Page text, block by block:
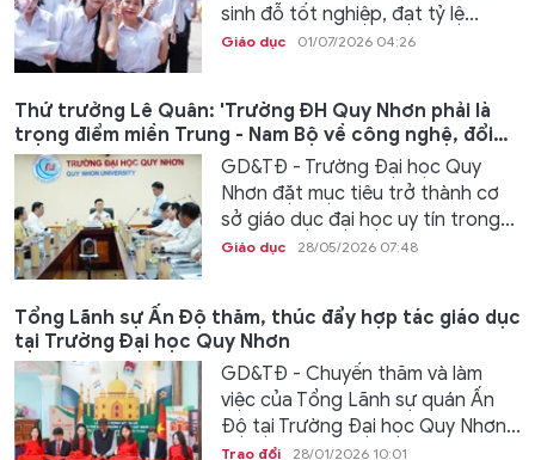
sinh đỗ tốt nghiệp, đạt tỷ lệ...
Giáo dục 01/07/2026 04:26
Thứ trưởng Lê Quân: 'Trường ĐH Quy Nhơn phải là
trọng điểm miền Trung - Nam Bộ về công nghệ, đổi
mới sáng tạo'
GD&TĐ - Trường Đại học Quy
Nhơn đặt mục tiêu trở thành cơ
sở giáo dục đại học uy tín trong...
Giáo dục 28/05/2026 07:48
Tổng Lãnh sự Ấn Độ thăm, thúc đẩy hợp tác giáo dục
tại Trường Đại học Quy Nhơn
GD&TĐ - Chuyến thăm và làm
việc của Tổng Lãnh sự quán Ấn
Độ tại Trường Đại học Quy Nhơn...
Trao đổi 28/01/2026 10:01